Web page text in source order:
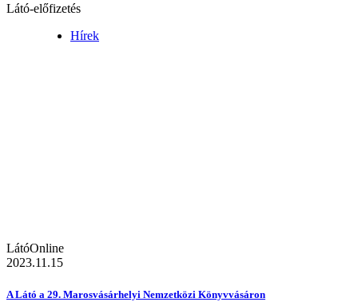
Látó-előfizetés
Hírek
LátóOnline
2023.11.15
A Látó a 29. Marosvásárhelyi Nemzetközi Könyvvásáron